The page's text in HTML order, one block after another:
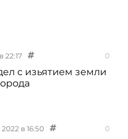
22:17 0
с изьятием земли
в 16:50 0